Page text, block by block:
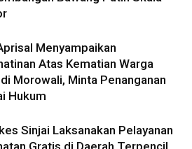
Menyampaikan
Atas Kematian Warga
Morowali, Minta Penanganan
Hukum
Sinjai Laksanakan Pelayanan
Gratis di Daerah Terpencil